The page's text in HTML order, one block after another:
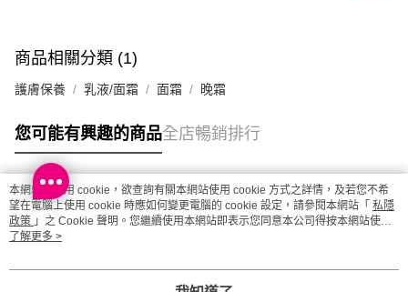
商品相關分類 (1)
護膚保養 乳液/面霜 面霜 晚霜
您可能有興趣的商品全店暢銷排行
熱門標籤
熱銷排行
本網站中使用 cookie，欲查詢有關本網站使用 cookie 方式之詳情，及若您不希
望在電腦上使用 cookie 時應如何變更電腦的 cookie 設定，請參閱本網站「 私隱
政策 」之 Cookie 聲明。您繼續使用本網站即表示您同意本公司得按本網站使用
條款之 Cookie 聲明使用 cookie。
了解更多 >